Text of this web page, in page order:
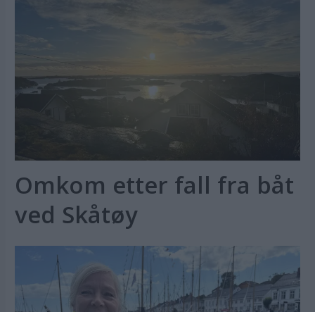
Omkom etter fall fra båt
ved Skåtøy